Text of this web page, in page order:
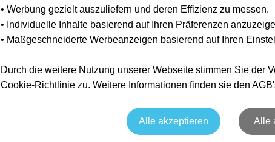
• Werbung gezielt auszuliefern und deren Effizienz zu messen.
• Individuelle Inhalte basierend auf Ihren Präferenzen
• Maßgeschneiderte Werbeanzeigen basierend auf Ihren
Durch die weitere Nutzung unserer Webseite stimmen Sie der
Cookie-Richtlinie zu. Weitere Informationen finden sie den
Alle akzeptieren Alle